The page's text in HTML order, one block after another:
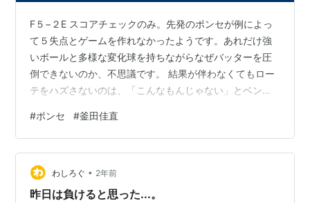
F５−２E スコアチェックのみ。先発のポンセが例によっ
て５失点とゲームを作れなかったようです。あれだけ強
いボールと多様な変化球を持ちながらなぜバッターを圧
倒できないのか、不思議です。 結果が伴わなくてもロー
テをハズさないのは、「こんなもんじゃない」とベンチ
思う。 緩急なのか、配球なのか、制球なのか。田中将大
が過去にクセを見抜かれ滅多打ちにされていた時期があ
ったような記憶があるけど記憶違いだろうか。何かそれ
と似たような原因はないのか。 たしか引退した釜田佳直
が楽天でピッチングコーディネーターになっていたはず
#ポンセ #釜田佳直
わしろぐ • 2年前
昨日は負けると思った...。